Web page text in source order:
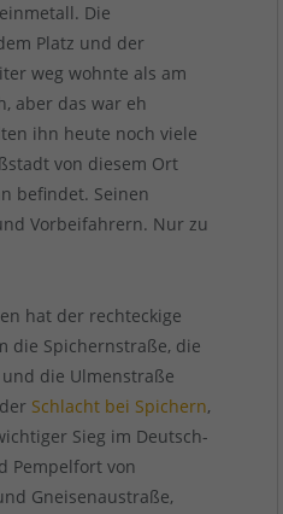
Die
Platz und der
weg wohnte als am
aber das war eh
ihn heute noch viele
von diesem Ort
befindet. Seinen
Vorbeifahrern. Nur zu
hat der rechteckige
die Spichernstraße, die
die Ulmenstraße
Schlacht bei Spichern,
Sieg im Deutsch-
Pempelfort von
Gneisenaustraße,